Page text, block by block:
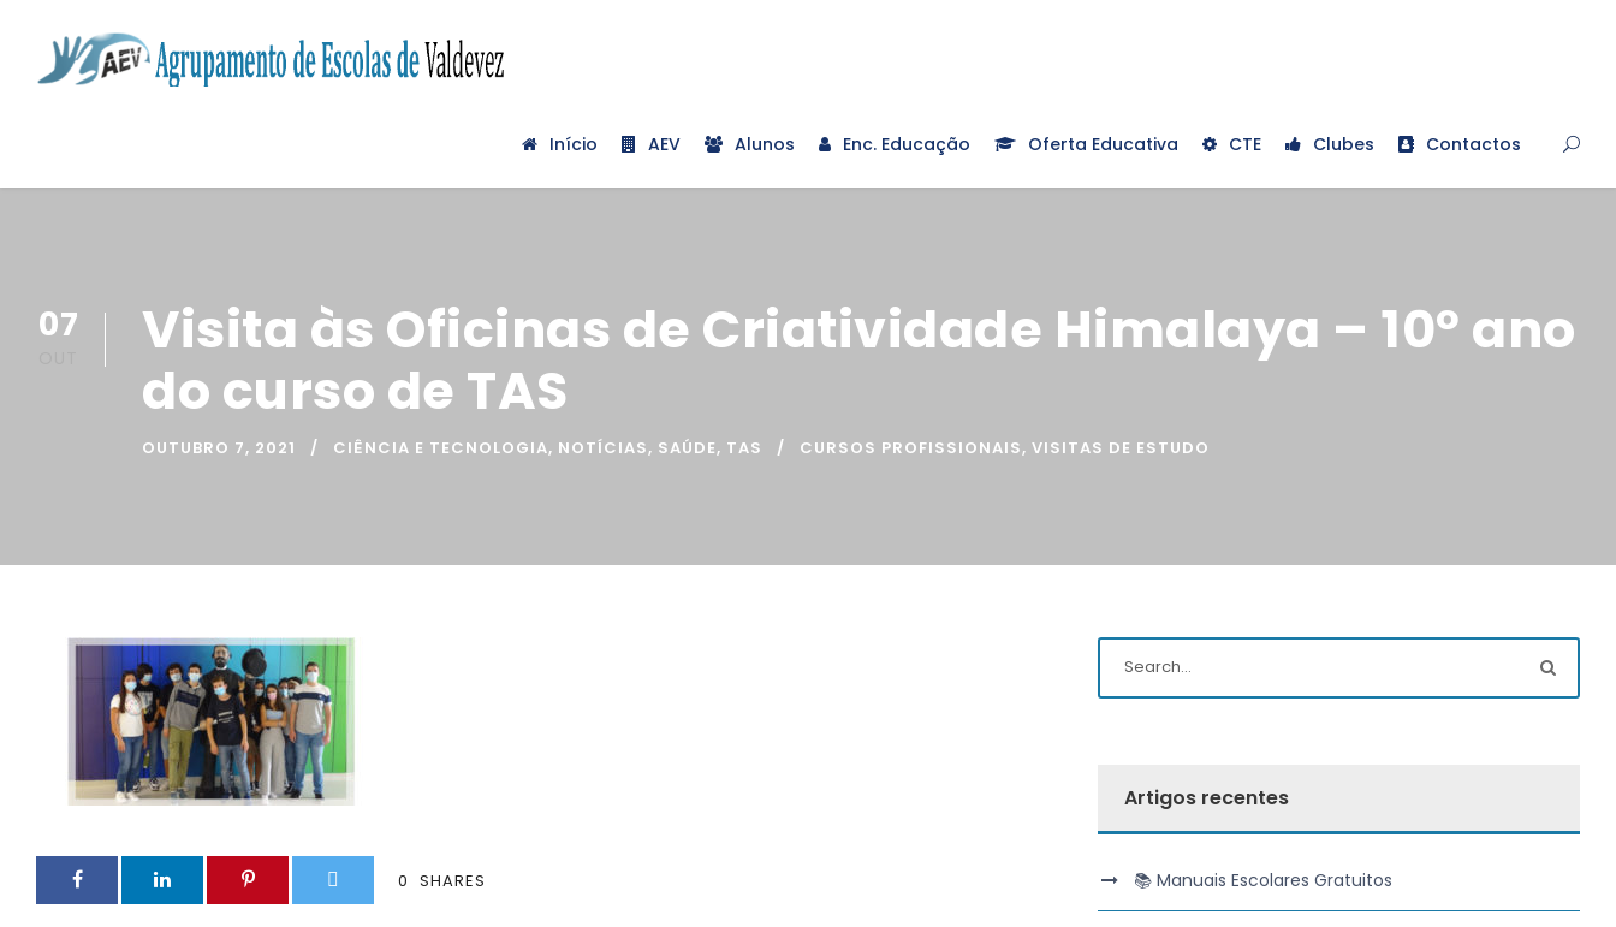
Início AEV Alunos Enc. Educação Oferta Educativa CTE Clubes Contactos
07
Visita às Oficinas de Criatividade Himalaya – 10º ano
do curso de TAS
OUTUBRO 7, 2021 CIÊNCIA E TECNOLOGIA, NOTÍCIAS, SAÚDE, TAS CURSOS PROFISSIONAIS, VISITAS DE ESTUDO
0 SHARES
Artigos recentes
📚 Manuais Escolares Gratuitos